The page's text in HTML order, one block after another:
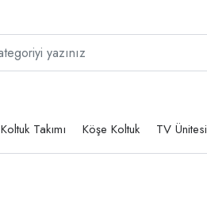
Koltuk Takımı Köşe Koltuk TV Ünitesi